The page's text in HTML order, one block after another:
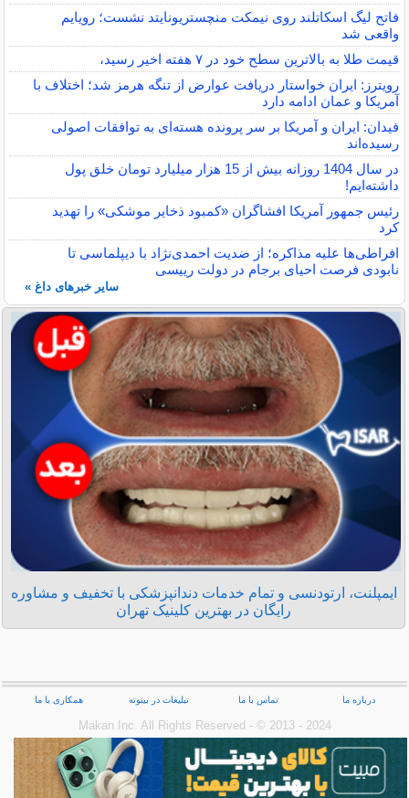
فاتح لیگ اسکاتلند روی نیمکت منچستریونایتد نشست؛ رویایم
واقعی شد
قیمت طلا به بالاترین سطح خود در ۷ هفته اخیر رسید،
رویترز: ایران خواستار دریافت عوارض از تنگه هرمز شد؛ اختلاف با
آمریکا و عمان ادامه دارد
فیدان: ایران و آمریکا بر سر پرونده هسته‌ای به توافقات اصولی
رسیده‌اند
در سال 1404 روزانه بیش از 15 هزار میلیارد تومان خلق پول
داشته‌ایم!
رئیس جمهور آمریکا افشاگران «کمبود ذخایر موشکی» را تهدید
کرد
افراطی‌ها علیه مذاکره؛ از ضدیت احمدی‌نژاد با دیپلماسی تا
نابودی فرصت احیای برجام در دولت رییسی
سایر خبرهای داغ »
ایمپلنت، ارتودنسی و تمام خدمات دندانپزشکی با تخفیف و مشاوره
رایگان در بهترین کلینیک تهران
درباره ما تماس با ما تبلیغات در بیتوته همکاری با ما
Makan Inc.‎ All Rights Reserved - © 2013 - 2024